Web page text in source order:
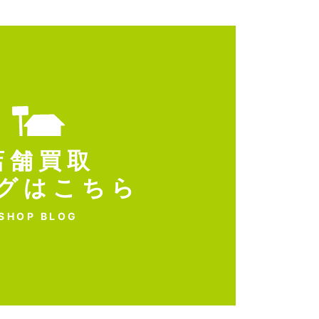
舗買取
はこちら
BLOG